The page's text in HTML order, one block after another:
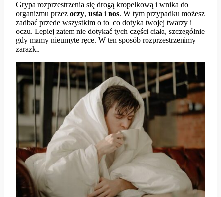
Grypa rozprzestrzenia się drogą kropelkową i wnika do
organizmu przez oczy, usta i nos. W tym przypadku możesz
zadbać przede wszystkim o to, co dotyka twojej twarzy i
oczu. Lepiej zatem nie dotykać tych części ciała, szczególnie
gdy mamy nieumyte ręce. W ten sposób rozprzestrzenimy
zarazki.